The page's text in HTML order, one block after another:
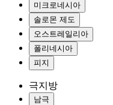
미크로네시아
솔로몬 제도
오스트레일리아
폴리네시아
피지
극지방
남극